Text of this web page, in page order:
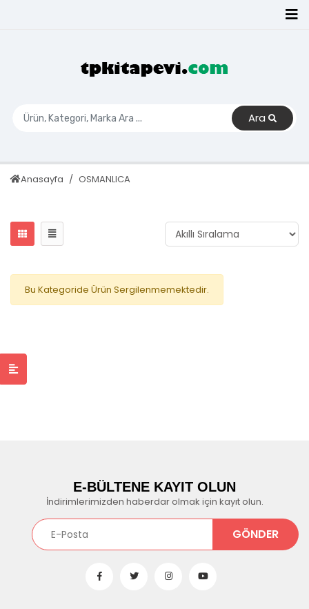
Ara
Anasayfa OSMANLICA
Bu Kategoride Ürün Sergilenmemektedir.
E-BÜLTENE KAYIT OLUN
İndirimlerimizden haberdar olmak için kayıt olun.